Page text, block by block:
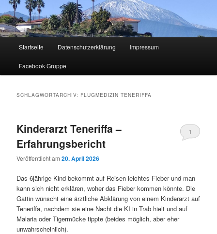
Zum
primären
Zum
sekundären
Startseite Datenschutzerklärung Impressum
Facebook Gruppe
SCHLAGWORTARCHIV: FLUGMEDIZIN TENERIFFA
Kinderarzt Teneriffa –
Erfahrungsbericht
Veröffentlicht am20. April 2026
1
Das 6jährige Kind bekommt auf Reisen leichtes Fieber und man
kann sich nicht erklären, woher das Fieber kommen könnte. Die
Gattin wünscht eine ärztliche Abklärung von einem Kinderarzt auf
Teneriffa, nachdem sie eine Nacht die KI in Trab hielt und auf
Malaria oder Tigermücke tippte (beides möglich, aber eher
unwahrscheinlich).